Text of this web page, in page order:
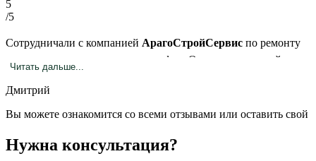
5
/5
Сотрудничали с компанией АрагоСтройСервис по ремонту
коммерческого помещения под офис. Отмечаем высокий
выполненных работ. Коллектив квалифицированный и
ответственный. Благодарим за сотрудничество.
Читать дальше...
Дмитрий
Вы можете ознакомится со всеми отзывами или оставить свой
Ремонт медицинских
Нужна консультация?